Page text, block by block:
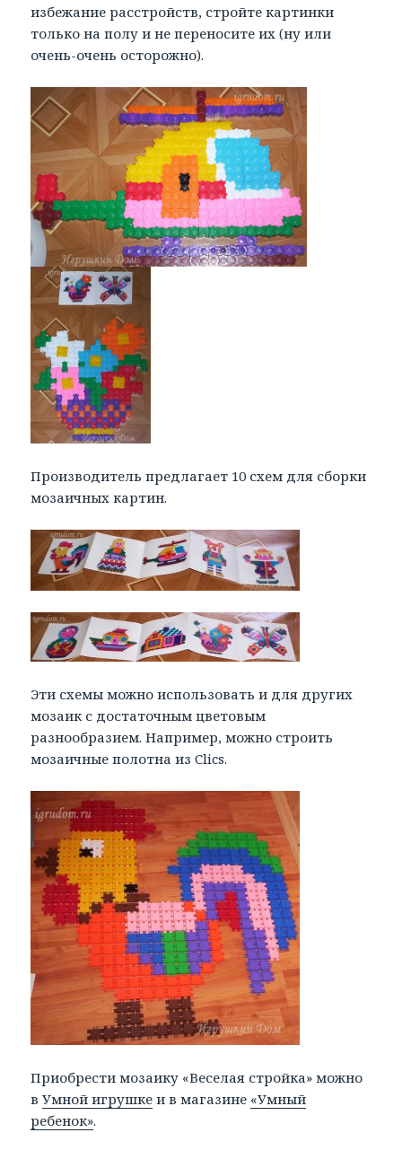
избежание расстройств, стройте картинки
только на полу и не переносите их (ну или
очень-очень осторожно).
Производитель предлагает 10 схем для сборки
мозаичных картин.
Эти схемы можно использовать и для других
мозаик с достаточным цветовым
разнообразием. Например, можно строить
мозаичные полотна из Clics.
Приобрести мозаику «Веселая стройка» можно
вУмной игрушке и в магазине «Умный
ребенок».